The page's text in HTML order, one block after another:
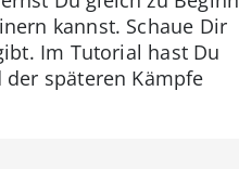
kannst. Schaue Dir
Im Tutorial hast Du
späteren Kämpfe